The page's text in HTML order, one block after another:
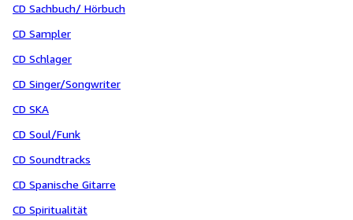
CD Sachbuch/ Hörbuch
CD Sampler
CD Schlager
CD Singer/Songwriter
CD SKA
CD Soul/Funk
CD Soundtracks
CD Spanische Gitarre
CD Spiritualität